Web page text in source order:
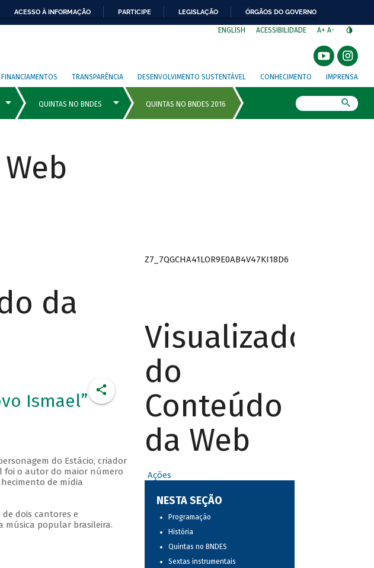
ACESSO À INFORMAÇÃO PARTICIPE LEGISLAÇÃO ÓRGÃOS DO GOVERNO
ENGLISH ACESSIBILIDADE A+ A-
FINANCIAMENTOS TRANSPARÊNCIA DESENVOLVIMENTO SUSTENTÁVEL CONHECIMENTO IMPRENSA
da
Ismael”
do Estácio, criador
foi o autor do maior número
de mídia
dois cantores e
música popular brasileira.
Z7_7QGCHA41LOR9E0AB4V47KI18D6
Visualizador
do
Conteúdo
da Web
Ações
NESTA SEÇÃO
Programação
História
Quintas no BNDES
Sextas instrumentais